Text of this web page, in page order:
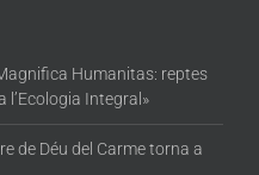
Humanitas: reptes
l’Ecologia Integral»
de Déu del Carme torna a